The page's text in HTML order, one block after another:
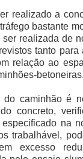
realizado a
bastante
realizada de
tanto
relação ao
betoneiras.
do caminhão é
concreto,
na
trabalhável,
excesso